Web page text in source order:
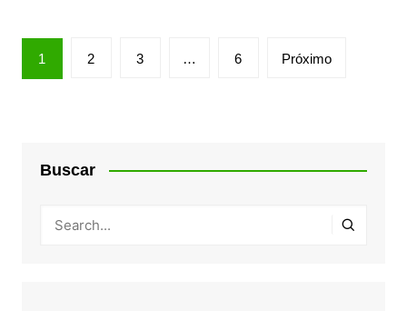
Paginação
de
1 2 3 … 6 Próximo
Buscar